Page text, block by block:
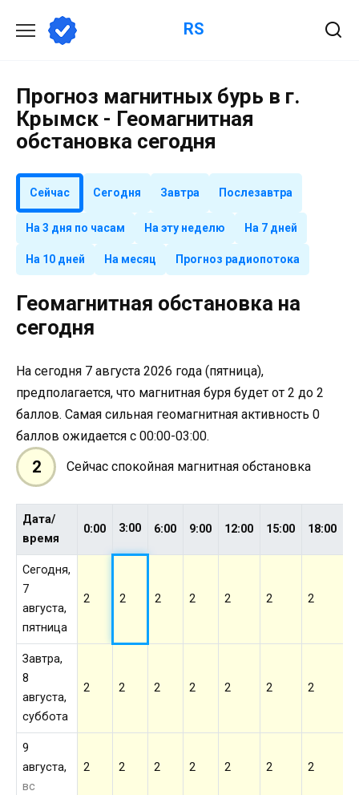
содержанию
RS
Прогноз магнитных бурь в г.
Крымск - Геомагнитная
обстановка сегодня
Сейчас Сегодня Завтра Послезавтра
На 3 дня по часам На эту неделю На 7 дней
На 10 дней На месяц Прогноз радиопотока
Геомагнитная обстановка на
сегодня
На сегодня 7 августа 2026 года (пятница),
предполагается, что магнитная буря будет от 2 до 2
баллов. Самая сильная геомагнитная активность 0
баллов ожидается с 00:00-03:00.
2 Сейчас спокойная магнитная обстановка
Дата/
время
0:00 3:00 6:00 9:00 12:00 15:00 18:00
Сегодня,
7
августа,
пятница
2 2 2 2 2 2 2
Завтра,
8
августа,
суббота
2 2 2 2 2 2 2
9
августа,
вс
2 2 2 2 2 2 2